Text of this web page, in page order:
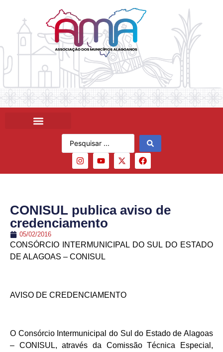
CONISUL publica aviso de
credenciamento
05/02/2016
CONSÓRCIO INTERMUNICIPAL DO SUL DO ESTADO
DE ALAGOAS – CONISUL
AVISO DE CREDENCIAMENTO
O Consórcio Intermunicipal do Sul do Estado de Alagoas
– CONISUL, através da Comissão Técnica Especial,